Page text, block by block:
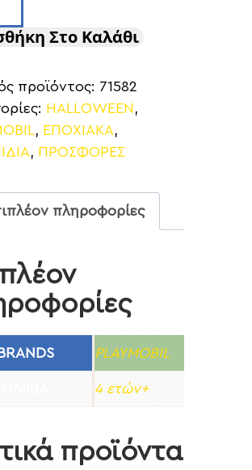
Στο Καλάθι
προϊόντος: 71582
HALLOWEEN
ΕΠΟΧΙΑΚΑ
ΠΡΟΣΦΟΡΕΣ
πληροφορίες
PLAYMOBIL
4 ετών+
προϊόντα